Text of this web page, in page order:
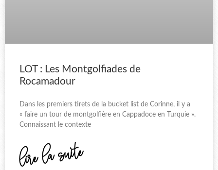
LOT : Les Montgolfiades de
Rocamadour
Dans les premiers tirets de la bucket list de Corinne, il y a
« faire un tour de montgolfière en Cappadoce en Turquie ».
Connaissant le contexte
lire la suite